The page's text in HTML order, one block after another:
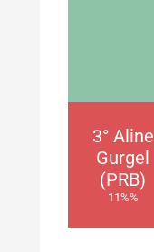
3° Aline
Gurgel
(PRB)
11%%